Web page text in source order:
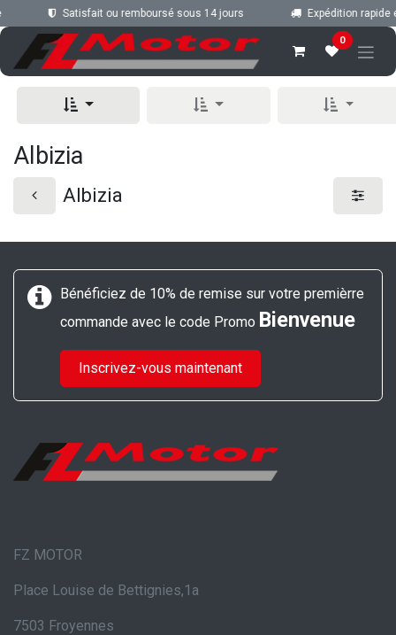
Se rendre au contenuSatisfait ou remboursé sous 14 jours Expédition rapide
0
Albizia
Albizia
Bénéficiez de 10% de remise sur votre premièrre
commande avec le code Promo Bienvenue
Inscrivez-vous maintenant
FZ MOTOR
Place Louise de Bettignies,1a
7503 Froyennes